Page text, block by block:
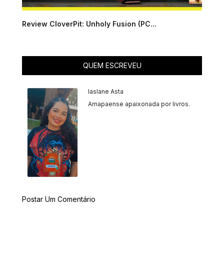
Review CloverPit: Unholy Fusion (PC...
QUEM ESCREVEU
Iaslane Asta
Amapaense apaixonada por livros.
Postar Um Comentário